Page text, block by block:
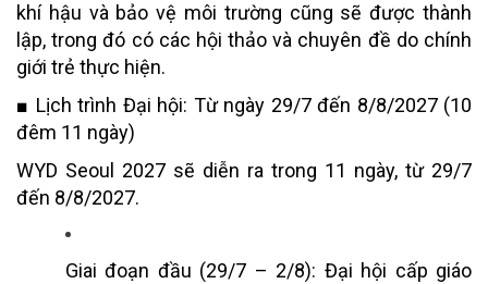
khí hậu và bảo vệ môi trường cũng sẽ được thành
lập, trong đó có các hội thảo và chuyên đề do chính
giới trẻ thực hiện.
■ Lịch trình Đại hội: Từ ngày 29/7 đến 8/8/2027 (10
đêm 11 ngày)
WYD Seoul 2027 sẽ diễn ra trong 11 ngày, từ 29/7
đến 8/8/2027.
Giai đoạn đầu (29/7 – 2/8): Đại hội cấp giáo